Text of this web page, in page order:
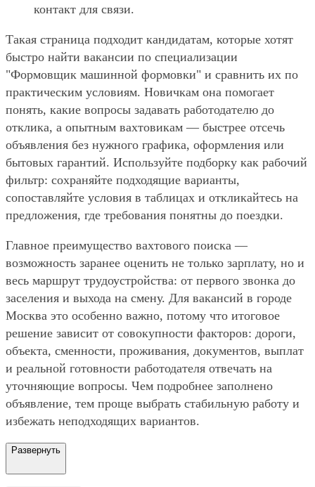
контакт для связи.
Такая страница подходит кандидатам, которые хотят
быстро найти вакансии по специализации
"Формовщик машинной формовки" и сравнить их по
практическим условиям. Новичкам она помогает
понять, какие вопросы задавать работодателю до
отклика, а опытным вахтовикам — быстрее отсечь
объявления без нужного графика, оформления или
бытовых гарантий. Используйте подборку как рабочий
фильтр: сохраняйте подходящие варианты,
сопоставляйте условия в таблицах и откликайтесь на
предложения, где требования понятны до поездки.
Главное преимущество вахтового поиска —
возможность заранее оценить не только зарплату, но и
весь маршрут трудоустройства: от первого звонка до
заселения и выхода на смену. Для вакансий в городе
Москва это особенно важно, потому что итоговое
решение зависит от совокупности факторов: дороги,
объекта, сменности, проживания, документов, выплат
и реальной готовности работодателя отвечать на
уточняющие вопросы. Чем подробнее заполнено
объявление, тем проще выбрать стабильную работу и
избежать неподходящих вариантов.
Развернуть